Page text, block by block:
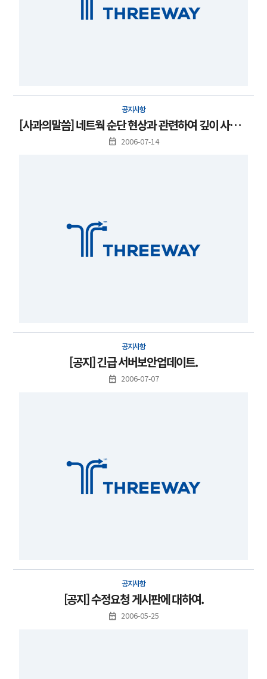
공지사항
[사과의말씀] 네트웍 순단 현상과 관련하여 깊이 사과드립니다.
2006-07-14
공지사항
[공지] 긴급 서버보안업데이트.
2006-07-07
공지사항
[공지] 수정요청 게시판에 대하여.
2006-05-25